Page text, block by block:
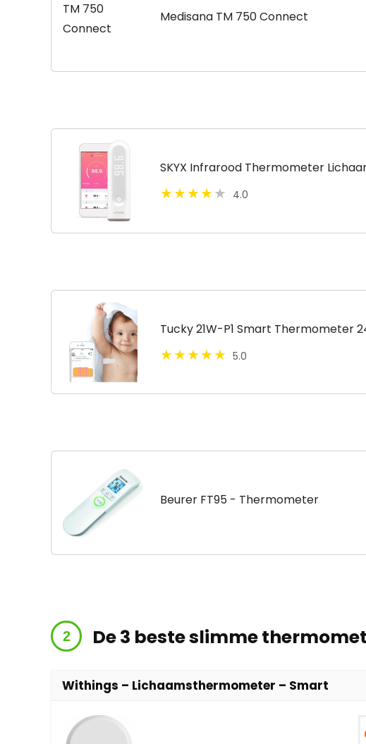
Medisana TM 750 Connect
SKYX Infrarood Thermometer
4.0
Tucky 21W-P1 Smart Thermometer
5.0
Beurer FT95 - Thermometer
De 3 beste slimme
Withings – Lichaamsthermometer – Smart